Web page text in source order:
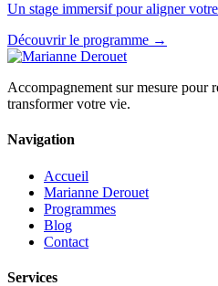
Un stage immersif pour aligner
Découvrir le programme →
Accompagnement sur mesure pour
transformer votre vie.
Navigation
Accueil
Marianne Derouet
Programmes
Blog
Contact
Services